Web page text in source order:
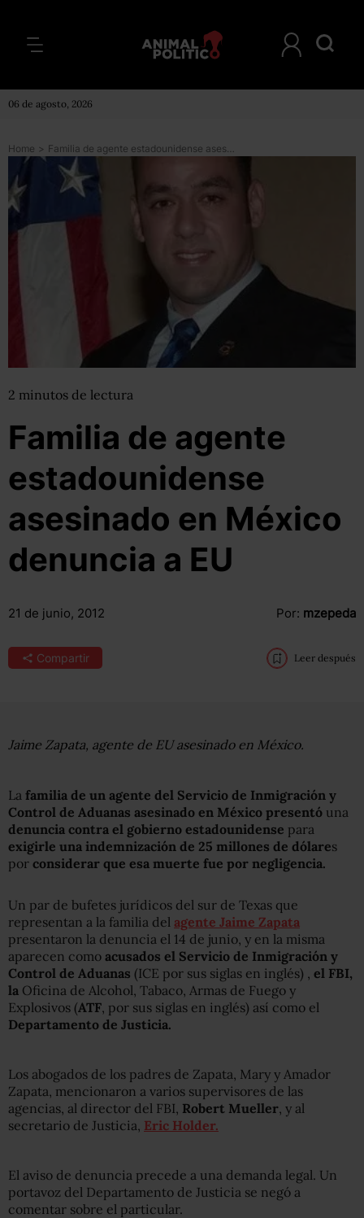
06 de agosto, 2026
Home > Familia de agente estadounidense asesinado en México denuncia a EU
2 minutos de lectura
Familia de agente
estadounidense
asesinado en México
denuncia a EU
21 de junio, 2012 Por: mzepeda
Compartir Leer después
Jaime Zapata, agente de EU asesinado en México.
La familia de un agente del Servicio de Inmigración y
Control de Aduanas asesinado en México presentó una
denuncia contra el gobierno estadounidense para
exigirle una indemnización de 25 millones de dólares
por considerar que esa muerte fue por negligencia.
Un par de bufetes jurídicos del sur de Texas que
representan a la familia del agente Jaime Zapata
presentaron la denuncia el 14 de junio, y en la misma
aparecen como acusados el Servicio de Inmigración y
Control de Aduanas (ICE por sus siglas en inglés) , el FBI,
la Oficina de Alcohol, Tabaco, Armas de Fuego y
Explosivos (ATF, por sus siglas en inglés) así como el
Departamento de Justicia.
Los abogados de los padres de Zapata, Mary y Amador
Zapata, mencionaron a varios supervisores de las
agencias, al director del FBI, Robert Mueller, y al
secretario de Justicia, Eric Holder.
El aviso de denuncia precede a una demanda legal. Un
portavoz del Departamento de Justicia se negó a
comentar sobre el particular.